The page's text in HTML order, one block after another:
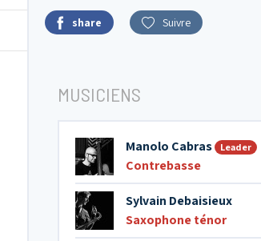
share Suivre
MUSICIENS
Manolo Cabras Leader
Contrebasse
Sylvain Debaisieux
Saxophone ténor